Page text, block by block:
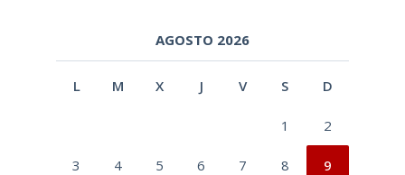
AGOSTO 2026
L M X J V S D
1 2
3 4 5 6 7 8 9